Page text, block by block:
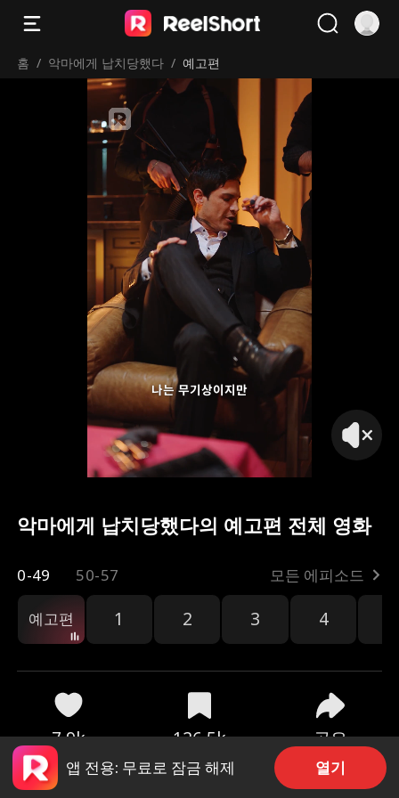
홈 / 악마에게 납치당했다 / 예고편
나는 무기상이지만
악마에게 납치당했다의 예고편 전체 영화
0-49 50-57 모든 에피소드
예고편 1 2 3 4
7.9k 126.5k 공유
앱 전용: 무료로 잠금 해제 열기